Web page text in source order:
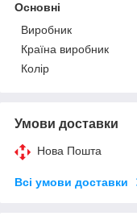
Основні
Виробник
Країна виробник
Колір
Умови доставки
Нова Пошта
Всі умови доставки